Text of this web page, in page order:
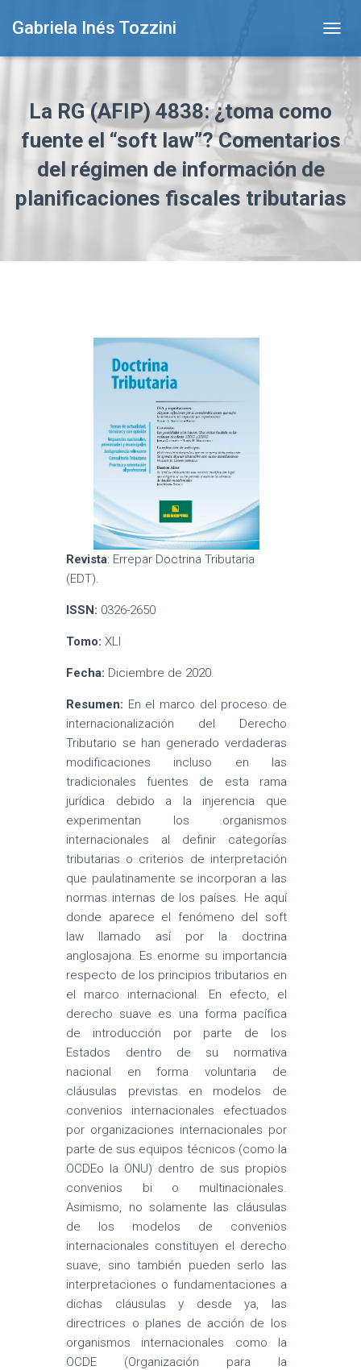
Gabriela Inés Tozzini
O
A
G
A
La RG (AFIP) 4838: ¿toma como
fuente el “soft law”? Comentarios
del régimen de información de
planificaciones fiscales tributarias
Revista: Errepar Doctrina Tributaria
(EDT).
ISSN: 0326-2650
Tomo: XLI
Fecha: Diciembre de 2020.
Resumen: En el marco del proceso de
internacionalización del Derecho
Tributario se han generado verdaderas
modificaciones incluso en las
tradicionales fuentes de esta rama
jurídica debido a la injerencia que
experimentan los organismos
internacionales al definir categorías
tributarias o criterios de interpretación
que paulatinamente se incorporan a las
normas internas de los países. He aquí
donde aparece el fenómeno del soft
law llamado así por la doctrina
anglosajona. Es enorme su importancia
respecto de los principios tributarios en
el marco internacional. En efecto, el
derecho suave es una forma pacífica
de introducción por parte de los
Estados dentro de su normativa
nacional en forma voluntaria de
cláusulas previstas en modelos de
convenios internacionales efectuados
por organizaciones internacionales por
parte de sus equipos técnicos (como la
OCDEo la ONU) dentro de sus propios
convenios bi o multinacionales.
Asimismo, no solamente las cláusulas
de los modelos de convenios
internacionales constituyen el derecho
suave, sino también pueden serlo las
interpretaciones o fundamentaciones a
dichas cláusulas y desde ya, las
directrices o planes de acción de los
organismos internacionales como la
OCDE (Organización para la